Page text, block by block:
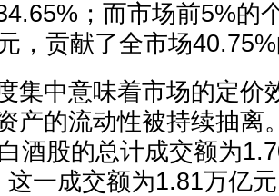
；而市场前5%的
，贡献了全市场
集中意味着市场的定价
产的流动性被持续抽离
酒股的总计成交额为
这一成交额为1.81万亿